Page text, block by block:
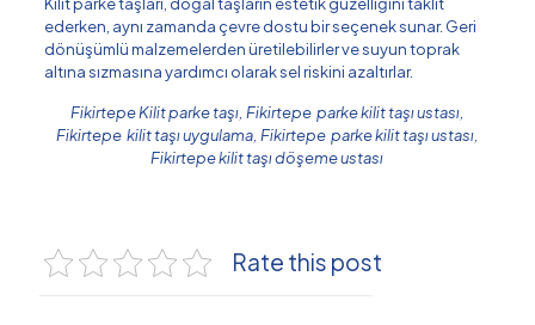
ederken, aynı zamanda çevre dostu bir seçenek sunar. Geri
dönüşümlü malzemelerden üretilebilirler ve suyun toprak
altına sızmasına yardımcı olarak sel riskini azaltırlar.
Fikirtepe Kilit parke taşı, Fikirtepe parke kilit taşı ustası,
Fikirtepe kilit taşı uygulama, Fikirtepe parke kilit taşı ustası,
Fikirtepe kilit taşı döşeme ustası
Rate this post